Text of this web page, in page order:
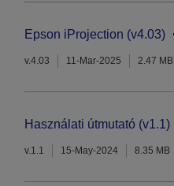
Epson iProjection (v4.03)
v.4.03 11-Mar-2025 2.47 MB
Használati útmutató (v1.1)
v.1.1 15-May-2024 8.35 MB